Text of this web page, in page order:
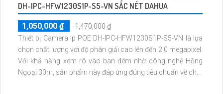
DH-IPC-HFW1230S1P-S5-VN SẮC NÉT DAHUA
1,050,000 ₫
1,470,000 ₫
Thiết bị Camera Ip POE DH-IPC-HFW1230S1P-S5-VN là lựa
chọn chất lượng với độ phân giải cao lên đến 2.0 megapixel.
Với khả năng xem rõ vào ban đêm nhờ công nghệ Hồng
Ngoại 30m, sản phẩm này đáp ứng đúng tiêu chuẩn về chất